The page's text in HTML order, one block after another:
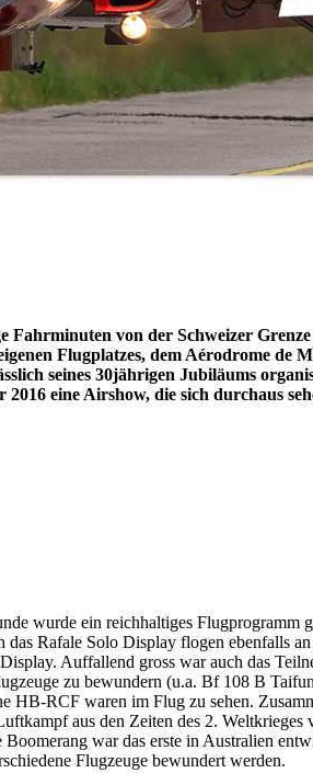
Fahrminuten von der Schweizer
Flugplatzes, dem Aérodrome de
seines 30jährigen Jubiläums
2016 eine Airshow, die sich durchaus
wurde ein reichhaltiges Flugprogramm
Rafale Solo Display flogen ebenfalls
Auffallend gross war auch das
zu bewundern (u.a. Bf 108 B
HB-RCF waren im Flug zu sehen.
aus den Zeiten des 2. Weltkrieges
war das erste in Australien
Flugzeuge bewundert werden.